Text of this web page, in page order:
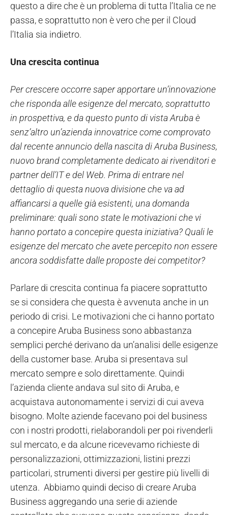
questo a dire che è un problema di tutta l’Italia ce ne
passa, e soprattutto non è vero che per il Cloud
l’Italia sia indietro.
Una crescita continua
Per crescere occorre saper apportare un’innovazione
che risponda alle esigenze del mercato, soprattutto
in prospettiva, e da questo punto di vista Aruba è
senz’altro un’azienda innovatrice come comprovato
dal recente annuncio della nascita di Aruba Business,
nuovo brand completamente dedicato ai rivenditori e
partner dell’IT e del Web. Prima di entrare nel
dettaglio di questa nuova divisione che va ad
affiancarsi a quelle già esistenti, una domanda
preliminare: quali sono state le motivazioni che vi
hanno portato a concepire questa iniziativa? Quali le
esigenze del mercato che avete percepito non essere
ancora soddisfatte dalle proposte dei competitor?
Parlare di crescita continua fa piacere soprattutto
se si considera che questa è avvenuta anche in un
periodo di crisi. Le motivazioni che ci hanno portato
a concepire Aruba Business sono abbastanza
semplici perché derivano da un’analisi delle esigenze
della customer base. Aruba si presentava sul
mercato sempre e solo direttamente. Quindi
l’azienda cliente andava sul sito di Aruba, e
acquistava autonomamente i servizi di cui aveva
bisogno. Molte aziende facevano poi del business
con i nostri prodotti, rielaborandoli per poi rivenderli
sul mercato, e da alcune ricevevamo richieste di
personalizzazioni, ottimizzazioni, listini prezzi
particolari, strumenti diversi per gestire più livelli di
utenza. Abbiamo quindi deciso di creare Aruba
Business aggregando una serie di aziende